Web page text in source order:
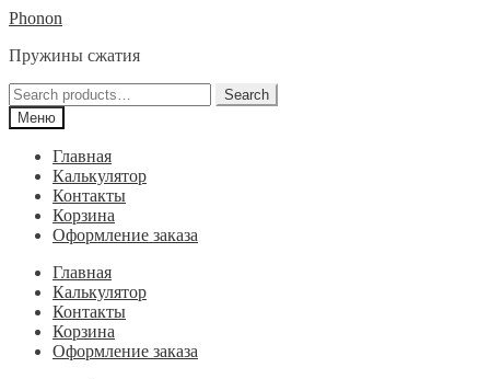
Перейти
навигации
Перейти
содержимому
Phonon
Пружины сжатия
Search
for:
Search
Меню
Главная
Калькулятор
Контакты
Корзина
Оформление заказа
Главная
Калькулятор
Контакты
Корзина
Оформление заказа